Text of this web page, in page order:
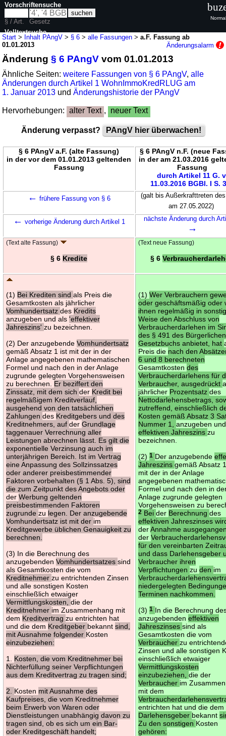
Start > Inhalt PAngV > § 6 >alle Fassungen >a.F. Fassung ab
01.01.2013
Änderungsalarm
Änderung§ 6 PAngV vom 01.01.2013
Ähnliche Seiten:weitere Fassungen von § 6 PAngV,alle
Änderungen durch Artikel 1 WohnImmoKredRLUG am
1. Januar 2013 undÄnderungshistorie der PAngV
Hervorhebungen: alter Text , neuer Text
Änderung verpasst? PAngV hier überwachen!
§ 6 PAngV a.F. (alte Fassung)
in der vor dem 01.01.2013 geltenden
Fassung
§ 6 PAngV n.F. (neue
in der am 21.03.2016
Fassung
durch Artikel 11 G.
11.03.2016 BGBl. I S.
← frühere Fassung von § 6
(galt bis Außerkrafttreten
am 27.05.2022)
← vorherige Änderung durch Artikel 1 nächste Änderung durch
→
(Text alte Fassung)
§ 6 Kredite
(Text neue Fassung)
§ 6
(1) Bei Krediten sindals Preis die
Gesamtkosten als jährlicher
Vomhundertsatzdes Kredits
anzugeben und als'effektiver
Jahreszins'zu bezeichnen.
(2) Der anzugebendeVomhundertsatz
gemäß Absatz 1 ist mit der in der
Anlage angegebenen mathematischen
Formel und nach den in der Anlage
zugrunde gelegten Vorgehensweisen
zu berechnen. Er beziffert den
Zinssatz, mit dem sichder Kredit bei
regelmäßigem Kreditverlauf,
ausgehend von den tatsächlichen
Zahlungendes Kreditgebers und des
Kreditnehmers, aufderGrundlage
taggenauer Verrechnung aller
Leistungen abrechnen lässt. Es gilt die
exponentielle Verzinsung auch im
unterjährigen Bereich. Ist im Vertrag
eine Anpassung des Sollzinssatzes
oder anderer preisbestimmender
Faktoren vorbehalten (§ 1 Abs. 5), sind
die zum Zeitpunkt des Angebots oder
derWerbung geltenden
preisbestimmenden Faktoren
zugrundezu legen. Der anzugebende
Vomhundertsatz ist mit der im
Kreditgewerbe üblichen Genauigkeit zu
berechnen.
(3) In die Berechnung des
anzugebendenVomhundertsatzessind
als Gesamtkosten die vom
Kreditnehmerzu entrichtenden Zinsen
und alle sonstigen Kosten
einschließlich etwaiger
Vermittlungskosten,die der
Kreditnehmer im Zusammenhang mit
dem Kreditvertragzu entrichten hat
und die dem Kreditgeber bekanntsind,
mit Ausnahme folgender Kosten
einzubeziehen:
1. Kosten, die vom Kreditnehmer bei
Nichterfüllung seiner Verpflichtungen
aus dem Kreditvertrag zu tragen sind;
2. Kosten mit Ausnahme des
Kaufpreises, die vom Kreditnehmer
beim Erwerb von Waren oder
Dienstleistungen unabhängig davon zu
tragen sind, ob es sich um ein Bar-
oder Kreditgeschäft handelt;
(1)Wer Verbrauchern
oder geschäftsmäßig oder
ihnen regelmäßig in
Weise den Abschluss von
Verbraucherdarlehen im
des § 491 des Bürgerlichen
Gesetzbuchs anbietet, hat
Preis die nach den
6 und 8 berechneten
Gesamtkostendes
Verbraucherdarlehens für
Verbraucher, ausgedrückt
jährlicher Prozentsatzdes
Nettodarlehensbetrags,
zutreffend, einschließlich
Kosten gemäß Absatz 3
Nummer 1,anzugeben
effektiven Jahreszinszu
bezeichnen.
(2)1 Der anzugebende
Jahreszinsgemäß Absatz
mit der in der Anlage
angegebenen
Formel und nach den in
Anlage zugrunde gelegten
Vorgehensweisen zu
2 Beider Berechnungdes
effektiven Jahreszinses
derAnnahme
der
für den vereinbarten
und dass Darlehensgeber
Verbraucher ihren
Verpflichtungenzuden im
niedergelegten
Terminen nachkommen.
(3)1 In die Berechnung
anzugebendeneffektiven
Jahreszinsessind als
Gesamtkosten die vom
Verbraucherzu
Zinsen und alle sonstigen
einschließlich etwaiger
Vermittlungskosten
einzubeziehen,die der
Verbraucher im
mit dem
entrichten hat und die dem
Darlehensgeber bekannt
Zu den sonstigen Kosten
gehören:
Vorschriftensuche
§ / Art.
Gesetz
Volltextsuche